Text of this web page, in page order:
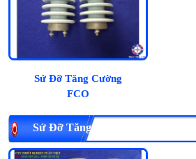
Sứ Đỡ Tăng Cường
FCO
Sứ Đỡ Tăng Cường FCO (Polimer)